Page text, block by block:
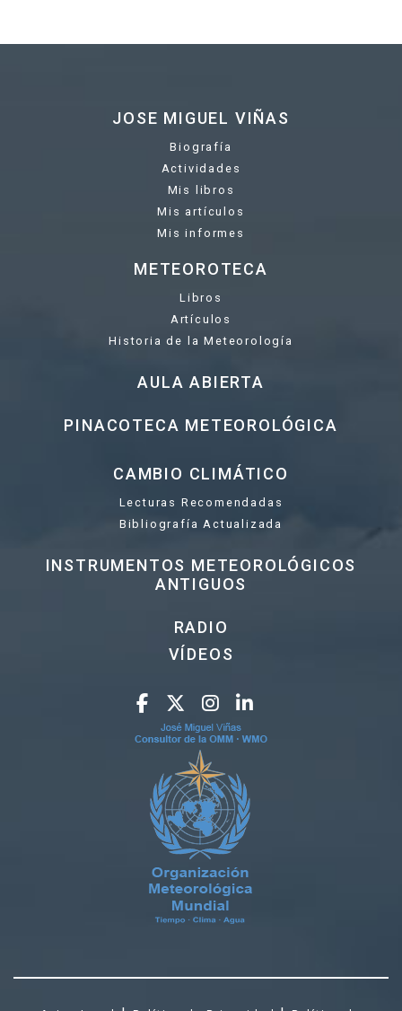
JOSE MIGUEL VIÑAS
Biografía
Actividades
Mis libros
Mis artículos
Mis informes
METEOROTECA
Libros
Artículos
Historia de la Meteorología
AULA ABIERTA
PINACOTECA METEOROLÓGICA
CAMBIO CLIMÁTICO
Lecturas Recomendadas
Bibliografía Actualizada
INSTRUMENTOS METEOROLÓGICOS
ANTIGUOS
RADIO
VÍDEOS